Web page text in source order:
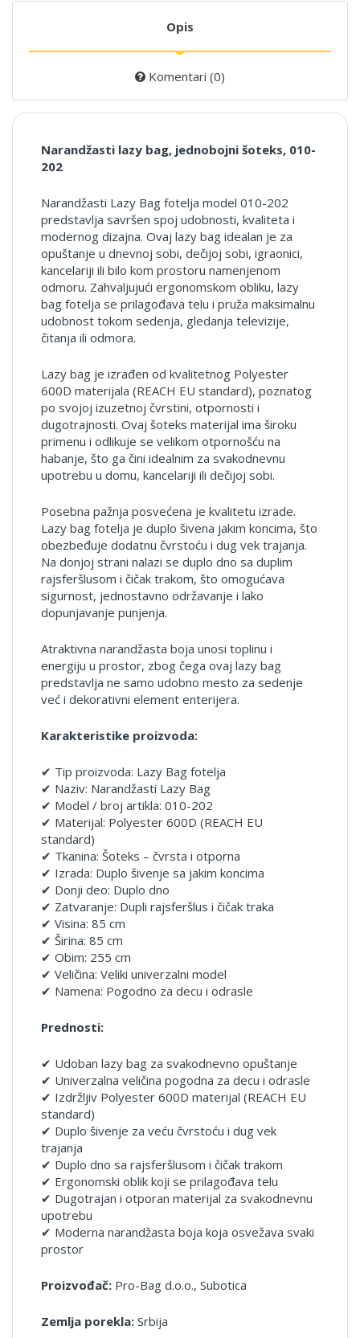
Opis
Komentari (0)
Narandžasti lazy bag, jednobojni šoteks, 010-
202
Narandžasti Lazy Bag fotelja model 010-202
predstavlja savršen spoj udobnosti, kvaliteta i
modernog dizajna. Ovaj lazy bag idealan je za
opuštanje u dnevnoj sobi, dečijoj sobi, igraonici,
kancelariji ili bilo kom prostoru namenjenom
odmoru. Zahvaljujući ergonomskom obliku, lazy
bag fotelja se prilagođava telu i pruža maksimalnu
udobnost tokom sedenja, gledanja televizije,
čitanja ili odmora.
Lazy bag je izrađen od kvalitetnog Polyester
600D materijala (REACH EU standard), poznatog
po svojoj izuzetnoj čvrstini, otpornosti i
dugotrajnosti. Ovaj šoteks materijal ima široku
primenu i odlikuje se velikom otpornošću na
habanje, što ga čini idealnim za svakodnevnu
upotrebu u domu, kancelariji ili dečijoj sobi.
Posebna pažnja posvećena je kvalitetu izrade.
Lazy bag fotelja je duplo šivena jakim koncima, što
obezbeđuje dodatnu čvrstoću i dug vek trajanja.
Na donjoj strani nalazi se duplo dno sa duplim
rajsferšlusom i čičak trakom, što omogućava
sigurnost, jednostavno održavanje i lako
dopunjavanje punjenja.
Atraktivna narandžasta boja unosi toplinu i
energiju u prostor, zbog čega ovaj lazy bag
predstavlja ne samo udobno mesto za sedenje
već i dekorativni element enterijera.
Karakteristike proizvoda:
✔ Tip proizvoda: Lazy Bag fotelja
✔ Naziv: Narandžasti Lazy Bag
✔ Model / broj artikla: 010-202
✔ Materijal: Polyester 600D (REACH EU
standard)
✔ Tkanina: Šoteks – čvrsta i otporna
✔ Izrada: Duplo šivenje sa jakim koncima
✔ Donji deo: Duplo dno
✔ Zatvaranje: Dupli rajsferšlus i čičak traka
✔ Visina: 85 cm
✔ Širina: 85 cm
✔ Obim: 255 cm
✔ Veličina: Veliki univerzalni model
✔ Namena: Pogodno za decu i odrasle
Prednosti:
✔ Udoban lazy bag za svakodnevno opuštanje
✔ Univerzalna veličina pogodna za decu i odrasle
✔ Izdržljiv Polyester 600D materijal (REACH EU
standard)
✔ Duplo šivenje za veću čvrstoću i dug vek
trajanja
✔ Duplo dno sa rajsferšlusom i čičak trakom
✔ Ergonomski oblik koji se prilagođava telu
✔ Dugotrajan i otporan materijal za svakodnevnu
upotrebu
✔ Moderna narandžasta boja koja osvežava svaki
prostor
Proizvođač: Pro-Bag d.o.o., Subotica
Zemlja porekla: Srbija